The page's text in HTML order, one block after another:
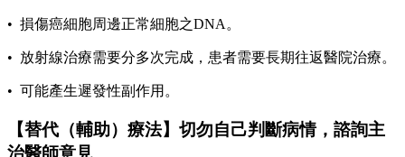
• 損傷癌細胞周邊正常細胞之DNA。
• 放射線治療需要分多次完成，患者需要長期往返醫院治療。
• 可能產生遲發性副作用。
【替代（輔助）療法】切勿自己判斷病情，諮詢主
治醫師意見